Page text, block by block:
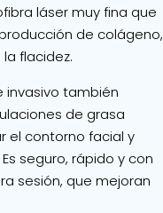
láser muy fina que
de colágeno,
flacidez.
también
de grasa
el contorno facial y
seguro, rápido y con
sesión, que mejoran